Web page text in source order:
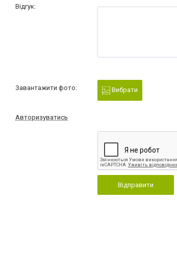
Відгук:
Завантажити фото: Вибрати
Авторизуватись
Відправити